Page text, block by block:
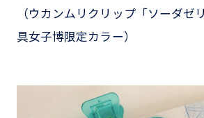
（ウカンムリクリップ「ソーダゼ
具女子博限定カラー）